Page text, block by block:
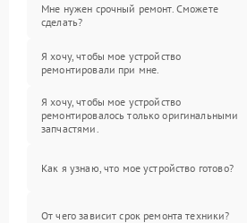
Мне нужен срочный ремонт. Сможете
сделать?
Я хочу, чтобы мое устройство
ремонтировали при мне.
Я хочу, чтобы мое устройство
ремонтировалось только оригинальными
запчастями.
Как я узнаю, что мое устройство готово?
От чего зависит срок ремонта техники?